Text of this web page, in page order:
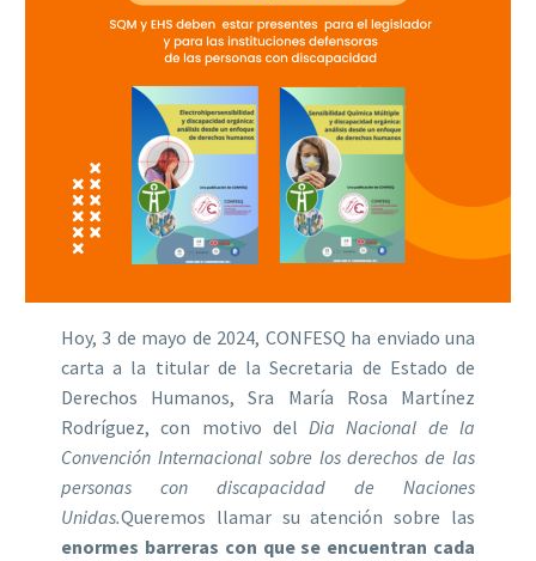
Hoy, 3 de mayo de 2024, CONFESQ ha enviado una
carta a la titular de la Secretaria de Estado de
Derechos Humanos, Sra María Rosa Martínez
Rodríguez, con motivo delDia Nacional de la
Convención Internacional sobre los derechos de las
personas con discapacidad de Naciones
Unidas.Queremos llamar su atención sobre las
enormes barreras con que se encuentran cada